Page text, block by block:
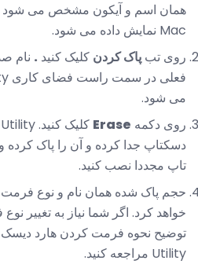
همان اسم و آیکون مشخص می شود
Mac نمایش داده می شود.
روی تبپاک کردن کلیک کنید . نام
می شود.
روی دکمه Erase
دسکتاپ جدا کرده و آن را پاک
تاپ مجددا نصب کنید.
حجم پاک شده همان نام و نوع
خواهد کرد. اگر شما نیاز به تغییر
Utility مراجعه کنید.